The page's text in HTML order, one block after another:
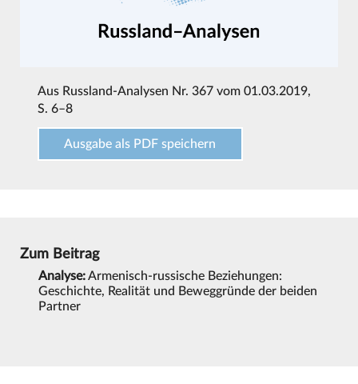
Aus Russland-Analysen Nr. 367 vom 01.03.2019,
S. 6–8
Ausgabe als PDF speichern
Zum Beitrag
Analyse:Armenisch-russische Beziehungen:
Geschichte, Realität und Beweggründe der beiden
Partner